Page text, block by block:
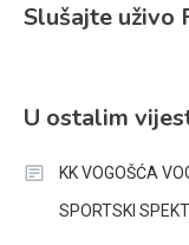
Slušajte uživo
U ostalim
KK VOGOŠĆA
SPORTSKI